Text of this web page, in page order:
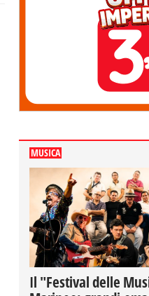
MUSICA
Il "Festival delle